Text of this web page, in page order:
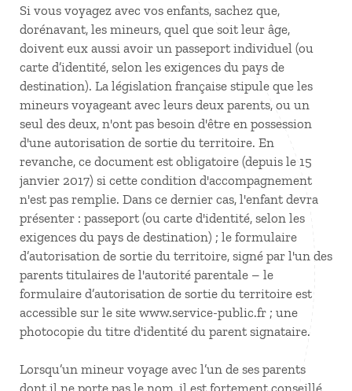
Si vous voyagez avec vos enfants, sachez que,
dorénavant, les mineurs, quel que soit leur âge,
doivent eux aussi avoir un passeport individuel (ou
carte d’identité, selon les exigences du pays de
destination). La législation française stipule que les
mineurs voyageant avec leurs deux parents, ou un
seul des deux, n'ont pas besoin d'être en possession
d'une autorisation de sortie du territoire. En
revanche, ce document est obligatoire (depuis le 15
janvier 2017) si cette condition d'accompagnement
n'est pas remplie. Dans ce dernier cas, l'enfant devra
présenter : passeport (ou carte d'identité, selon les
exigences du pays de destination) ; le formulaire
d’autorisation de sortie du territoire, signé par l'un des
parents titulaires de l'autorité parentale – le
formulaire d’autorisation de sortie du territoire est
accessible sur le site www.service-public.fr ; une
photocopie du titre d'identité du parent signataire.
Lorsqu’un mineur voyage avec l’un de ses parents
dont il ne porte pas le nom, il est fortement conseillé